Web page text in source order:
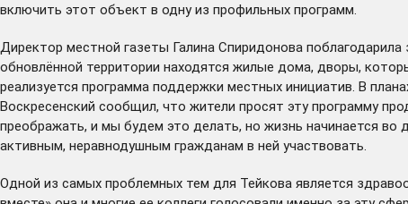
включить этот объект в одну из профильных программ.
Директор местной газеты Галина Спиридонова поблагодарила
обновлённой территории находятся жилые дома, дворы,
реализуется программа поддержки местных инициатив. В
Воскресенский сообщил, что жители просят эту программу
преображать, и мы будем это делать, но жизнь начинается
активным, неравнодушным гражданам в ней участвовать.
Одной из самых проблемных тем для Тейкова является